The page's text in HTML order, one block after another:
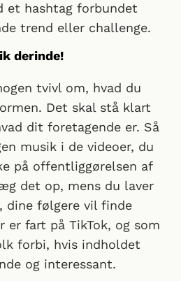
et hashtag forbundet
trend eller challenge.
derinde!
tvivl om, hvad du
Det skal stå klart
dit foretagende er. Så
musik i de videoer, du
på offentliggørelsen af
det op, mens du laver
dine følgere vil finde
er fart på TikTok, og som
forbi, hvis indholdet
og interessant.